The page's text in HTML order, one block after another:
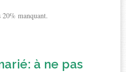
manquant.
à ne pas